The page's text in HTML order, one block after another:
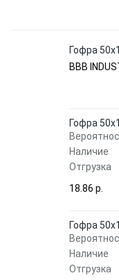
Гофра
BBB
Гофра
Наличие
Отгрузка
18.86 p.
Гофра
Наличие
Отгрузка